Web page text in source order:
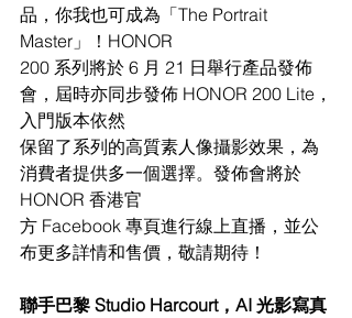
品，你我也可成為「The Portrait
Master」！HONOR
200 系列將於 6 月 21 日舉行產品發佈
會，屆時亦同步發佈 HONOR 200 Lite，
入門版本依然
保留了系列的高質素人像攝影效果，為
消費者提供多一個選擇。發佈會將於
HONOR 香港官
方 Facebook 專頁進行線上直播，並公
布更多詳情和售價，敬請期待！
聯手巴黎 Studio Harcourt，AI 光影寫真